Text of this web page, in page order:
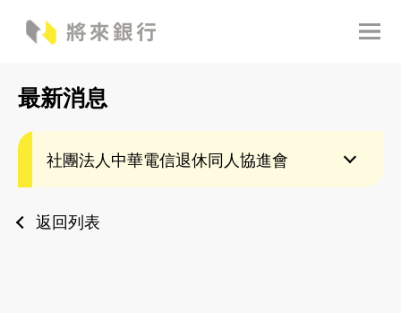
最新消息
社團法人中華電信退休同人協進會
返回列表